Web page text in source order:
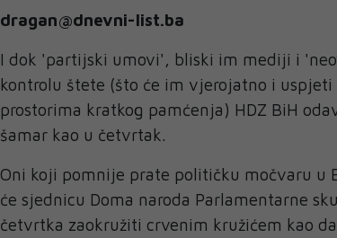
dragan@dnevni-list.ba
I dok 'partijski umovi', bliski im mediji i
kontrolu štete (što će im vjerojatno i uspjeti
prostorima kratkog pamćenja) HDZ BiH
šamar kao u četvrtak.
Oni koji pomnije prate političku močvaru u
će sjednicu Doma naroda Parlamentarne
četvrtka zaokružiti crvenim kružićem kao